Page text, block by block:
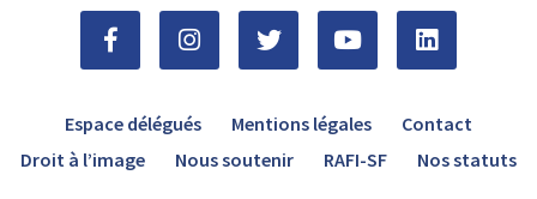
Espace délégués Mentions légales
Contact
Droit à l’image
Nous soutenir RAFI-SF Nos statuts